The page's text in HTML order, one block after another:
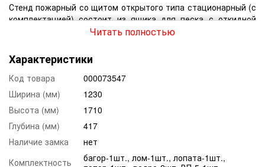
Стенд пожарный со щитом открытого типа стационарный (с
комплектацией) состоит из ящика для песка с откидной
крышкой и закрепленного над ящиком металлического
комплект поставки входит следующий пожарный
инвентарь: два конусных ведра, багор, лом, лопата, топор и
огнетушитель порошковый ВП-5(ОП-5). В углу щита
находится пластинка, на которую наносятся порядкового
номера щита и номера телефона для вызова пожарно-
спасательных подразделений.
На стенде хранятся первичные средства пожаротушения в
помещениях производственного и складского назначения, в
которые не проведен пожарный водопровод и не
установлена система автоматического пожаротушения.
Читать полностью
Характеристики
Код товара
000073547
Ширина (мм)
1230
Высота (мм)
1710
Глубина (мм)
417
Наличие замка
нет
Комплектность
багор-1шт., лом-1шт., лопата-1шт.,